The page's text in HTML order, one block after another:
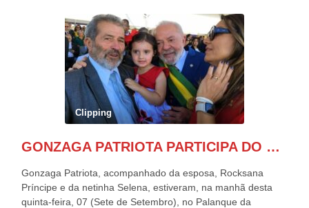
Clipping
GONZAGA PATRIOTA PARTICIPA DO DESFILE DA INDEPENDÊNCIA NO PALANQUE DA PRESIDÊNCIA DA REPÚBLICA E É ABRAÇADO POR LULA E POR GERALDO ALCKMIN.
Gonzaga Patriota, acompanhado da esposa, Rocksana
Príncipe e da netinha Selena, estiveram, na manhã desta
quinta-feira, 07 (Sete de Setembro), no Palanque da